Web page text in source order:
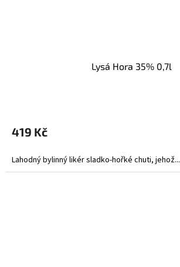
Lysá Hora 35% 0,7l
419 Kč
Lahodný bylinný likér sladko-hořké chuti, jehož...